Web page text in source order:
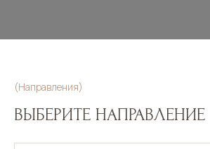
(Направления)
ВЫБЕРИТЕ НАПРАВЛЕНИЕ